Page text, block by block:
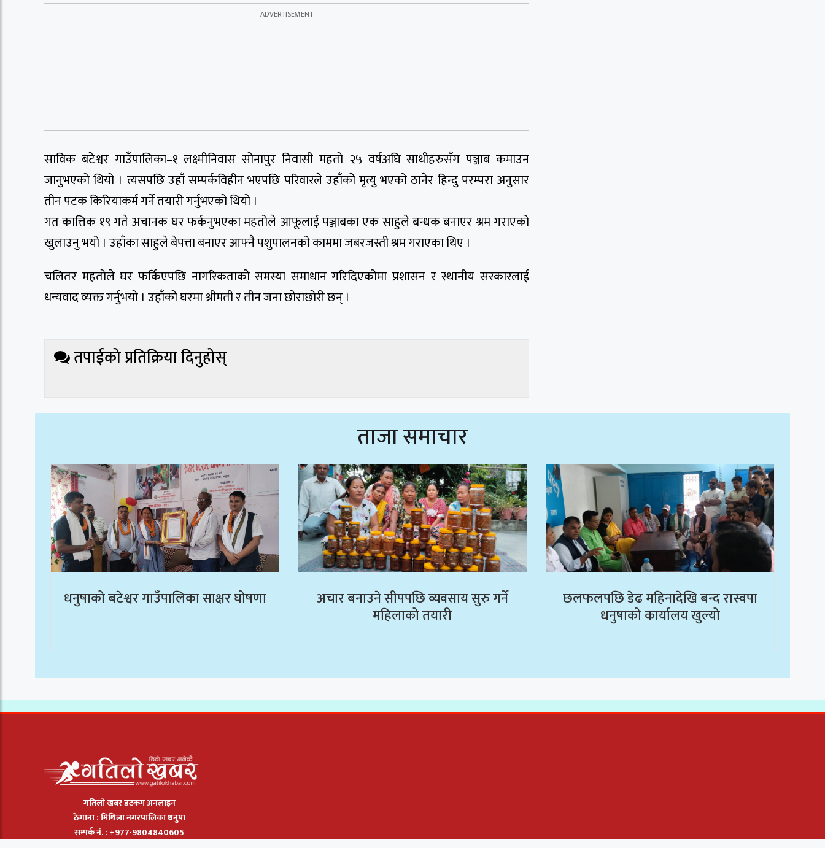
साविक बटेश्वर गाउँपालिका–१ लक्ष्मीनिवास सोनापुर निवासी महतो २५ वर्षअघि साथीहरुसँग पञ्जाब कमाउन
जानुभएको थियो । त्यसपछि उहाँ सम्पर्कविहीन भएपछि परिवारले उहाँकोे मृत्यु भएको ठानेर हिन्दु परम्परा अनुसार
तीन पटक किरियाकर्म गर्ने तयारी गर्नुभएको थियो ।
गत कात्तिक १९ गते अचानक घर फर्कनुभएका महतोले आफूलाई पञ्जाबका एक साहुले बन्धक बनाएर श्रम गराएको
खुलाउनु भयो । उहाँका साहुले बेपत्ता बनाएर आफ्नै पशुपालनको काममा जबरजस्ती श्रम गराएका थिए ।
चलितर महतोले घर फर्किएपछि नागरिकताको समस्या समाधान गरिदिएकोमा प्रशासन र स्थानीय सरकारलाई
धन्यवाद व्यक्त गर्नुभयो । उहाँको घरमा श्रीमती र तीन जना छोराछोरी छन् ।
तपाईको प्रतिक्रिया दिनुहोस्
ताजा समाचार
धनुषाको बटेश्वर गाउँपालिका साक्षर घोषणा अचार बनाउने सीपपछि व्यवसाय सुरु गर्ने
महिलाको तयारी
छलफलपछि डेढ महिनादेखि बन्द रास्वपा
धनुषाको कार्यालय खुल्यो
गतिलो खबर डटकम अनलाइन
ठेगाना : मिथिला नगरपालिका धनुषा
सम्पर्क नं. : +977-9804840605